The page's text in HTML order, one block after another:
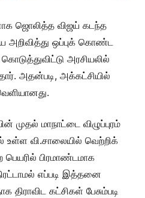
ஜொலித்த விஜய் கடந்த
அறிவித்து ஒப்புக் கொண்ட
அரசியலில்
அதன்படி, அக்கட்சியில்
மாநாட்டை விழுப்புரம்
உள்ள வி.சாலையில் வெற்றிக்
பிரமாண்டமாக
எப்படி இத்தனை
திராவிட கட்சிகள் பேசும்படி